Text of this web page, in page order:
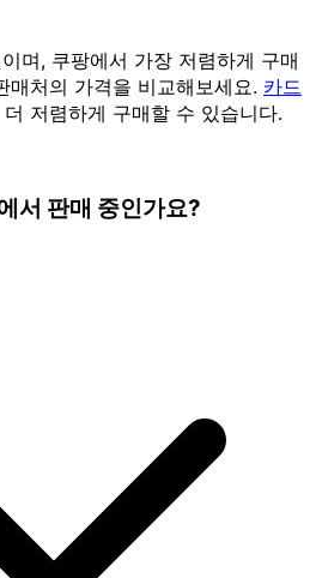
며, 쿠팡에서 가장 저렴하게 구매
매처의 가격을 비교해보세요. 카드
저렴하게 구매할 수 있습니다.
서 판매 중인가요?